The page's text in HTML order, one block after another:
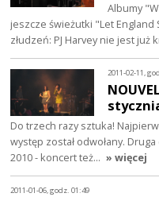
Albumy
jeszcze świeżutki "Let
złudzeń: PJ Harvey nie jest już
2011-02-11,
Do trzech razy sztuka!
występ został odwołany.
2010 - koncert też… » więcej
2011-01-06, godz. 01:49